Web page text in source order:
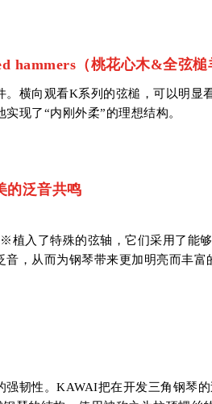
（桃花心木&全弦槌
横向观看K系列的弦槌，可以明显
现了“内刚外柔”的理想结构。
的泛音共鸣
入了特殊的弦轴，它们采用了能
，从而为钢琴带来更加明亮而丰富
韧性。KAWAI把在开发三角钢琴